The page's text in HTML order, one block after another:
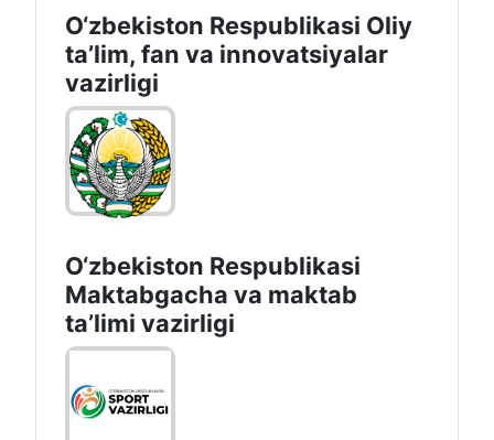
O‘zbekiston Respublikasi Oliy
taʼlim, fan va innovatsiyalar
vazirligi
O‘zbekiston Respublikasi
Maktabgacha va maktab
taʼlimi vazirligi